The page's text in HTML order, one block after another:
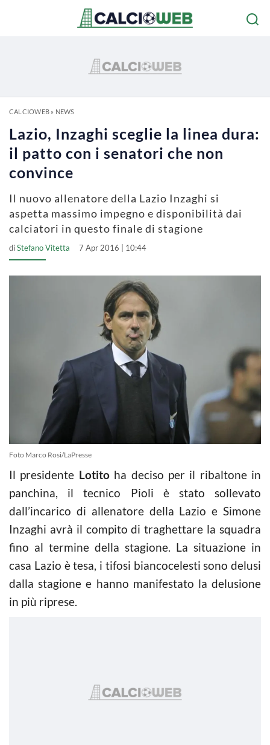
CALCIOWEB» NEWS
Lazio, Inzaghi sceglie la linea dura:
il patto con i senatori che non
convince
Il nuovo allenatore della Lazio Inzaghi si
aspetta massimo impegno e disponibilità dai
calciatori in questo finale di stagione
diStefano Vitetta 7 Apr 2016 | 10:44
Foto Marco Rosi/LaPresse
Il presidente Lotitoha deciso per il ribaltone in
panchina, il tecnico Pioli è stato sollevato
dall’incarico di allenatore della Lazio e Simone
Inzaghi avrà il compito di traghettare la squadra
fino al termine della stagione. La situazione in
casa Lazio è tesa, i tifosi biancocelesti sono delusi
dalla stagione e hanno manifestato la delusione
in più riprese.